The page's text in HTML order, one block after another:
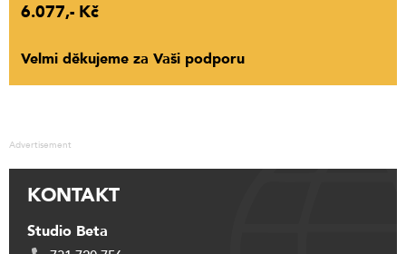
6.077,- Kč
Velmi děkujeme za Vaši podporu
Advertisement
KONTAKT
Studio Beta